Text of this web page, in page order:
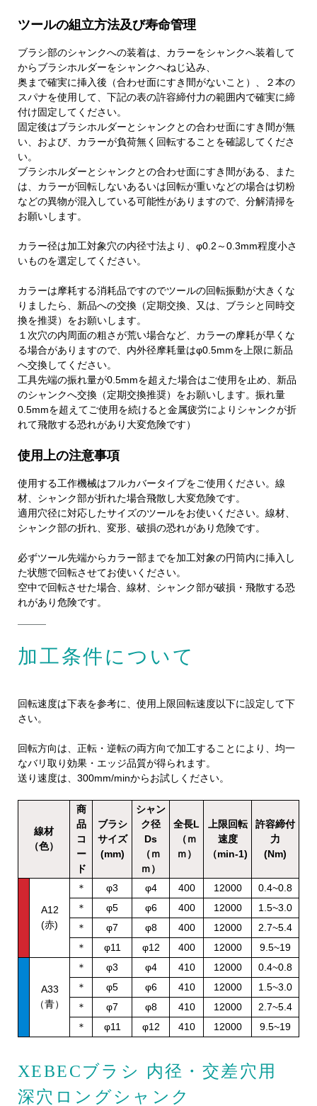
ツールの組立方法及び寿命管理
ブラシ部のシャンクへの装着は、カラーをシャンクへ装着して
からブラシホルダーをシャンクへねじ込み、
奥まで確実に挿入後（合わせ面にすき間がないこと）、２本の
スパナを使用して、下記の表の許容締付力の範囲内で確実に締
付け固定してください。
固定後はブラシホルダーとシャンクとの合わせ面にすき間が無
い、および、カラーが負荷無く回転することを確認してくださ
い。
ブラシホルダーとシャンクとの合わせ面にすき間がある、また
は、カラーが回転しないあるいは回転が重いなどの場合は切粉
などの異物が混入している可能性がありますので、分解清掃を
お願いします。
カラー径は加工対象穴の内径寸法より、φ0.2～0.3mm程度小さ
いものを選定してください。
カラーは摩耗する消耗品ですのでツールの回転振動が大きくな
りましたら、新品への交換（定期交換、又は、ブラシと同時交
換を推奨）をお願いします。
１次穴の内周面の粗さが荒い場合など、カラーの摩耗が早くな
る場合がありますので、内外径摩耗量はφ0.5mmを上限に新品
へ交換してください。
工具先端の振れ量が0.5mmを超えた場合はご使用を止め、新品
のシャンクへ交換（定期交換推奨）をお願いします。振れ量
0.5mmを超えてご使用を続けると金属疲労によりシャンクが折
れて飛散する恐れがあり大変危険です）
使用上の注意事項
使用する工作機械はフルカバータイプをご使用ください。線
材、シャンク部が折れた場合飛散し大変危険です。
適用穴径に対応したサイズのツールをお使いください。線材、
シャンク部の折れ、変形、破損の恐れがあり危険です。
必ずツール先端からカラー部までを加工対象の円筒内に挿入し
た状態で回転させてお使いください。
空中で回転させた場合、線材、シャンク部が破損・飛散する恐
れがあり危険です。
加工条件について
回転速度は下表を参考に、使用上限回転速度以下に設定して下
さい。
回転方向は、正転・逆転の両方向で加工することにより、均一
なバリ取り効果・エッジ品質が得られます。
送り速度は、300mm/minからお試しください。
線材
（色）
商
品
コ
ー
ド
ブラシ
サイズ
(mm)
シャン
ク径
Ds
（ｍ
ｍ）
全長L
（ｍ
ｍ）
上限回転
速度
（min-1)
許容締付
力
(Nm)
A12
(赤)
＊ φ3 φ4 400 12000
0.4~0.8
＊
φ5 φ6 400 12000
1.5~3.0
＊
φ7 φ8 400 12000
2.7~5.4
＊
φ11 φ12 400 12000 9.5~19
A33
（青）
＊ φ3 φ4 410 12000
0.4~0.8
＊
φ5 φ6 410 12000
1.5~3.0
＊
φ7 φ8 410 12000
2.7~5.4
＊
φ11 φ12 410 12000 9.5~19
XEBECブラシ 内径・交差穴用
深穴ロングシャンク